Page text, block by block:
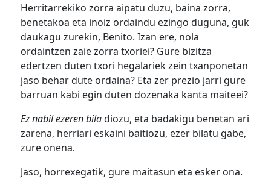
Herritarrekiko zorra aipatu duzu, baina zorra,
benetakoa eta inoiz ordaindu ezingo duguna, guk
daukagu zurekin, Benito. Izan ere, nola
ordaintzen zaie zorra txoriei? Gure bizitza
edertzen duten txori hegalariek zein txanponetan
jaso behar dute ordaina? Eta zer prezio jarri gure
barruan kabi egin duten dozenaka kanta maiteei?
Ez nabil ezeren biladiozu, eta badakigu benetan ari
zarena, herriari eskaini baitiozu, ezer bilatu gabe,
zure onena.
Jaso, horrexegatik, gure maitasun eta esker ona.